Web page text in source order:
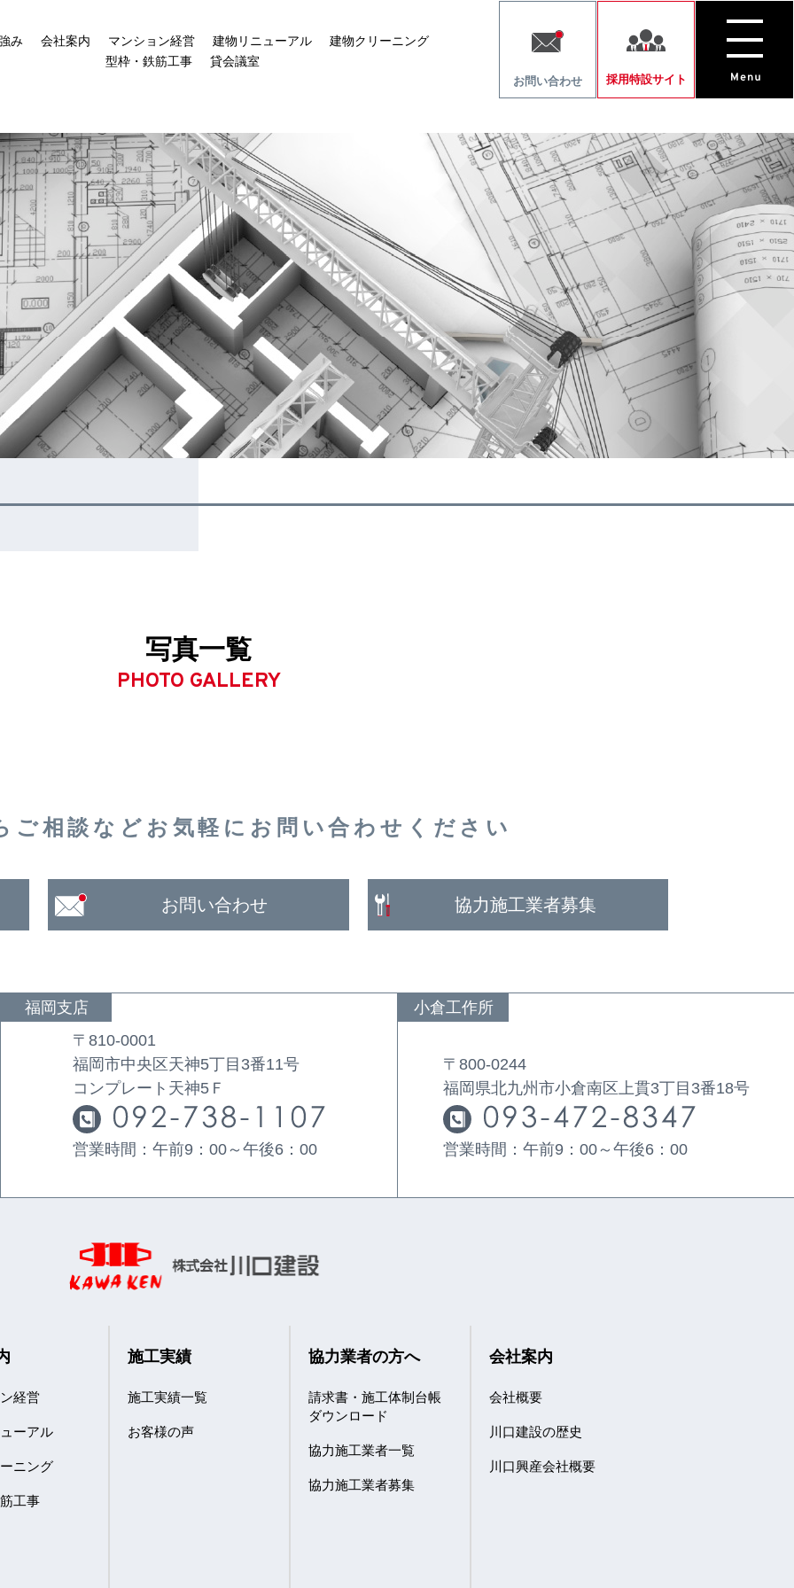
み 会社案内 マンション経営 建物リニューアル
建物クリーニング
型枠・鉄筋工事
貸会議室
お問い合わせ 採用特設サイト
写真一覧
PHOTO GALLERY
ご相談など お気軽に お問い合わせください
お問い合わせ 協力施工業者募集
福岡支店
〒810-0001
福岡市中央区天神5丁目3番11号
コンプレート天神5Ｆ
営業時間：午前9：00～午後6：00
小倉工作所
〒800-0244
福岡県北九州市小倉南区上貫3丁目3番18号
営業時間：午前9：00～午後6：00
経営
ーアル
ニング
工事
施工実績
施工実績一覧
お客様の声
協力業者の方へ
請求書・施工体制台帳
ダウンロード
協力施工業者一覧
協力施工業者募集
会社案内
会社概要
川口建設の歴史
川口興産会社概要